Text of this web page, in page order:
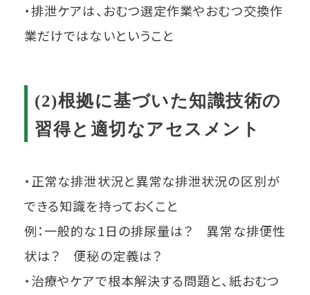
・排泄ケアは、おむつ選定作業やおむつ交換作
業だけではないということ
(2)根拠に基づいた知識技術の
習得と適切なアセスメント
・正常な排泄状況と異常な排泄状況の区別が
できる知識を持っておくこと
例：一般的な1日の排尿量は？ 異常な排便性
状は？ 便秘の定義は？
・治療やケアで根本解決する問題と、紙おむつ